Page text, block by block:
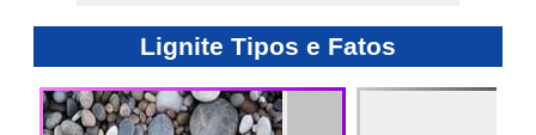
Lignite Tipos e Fatos